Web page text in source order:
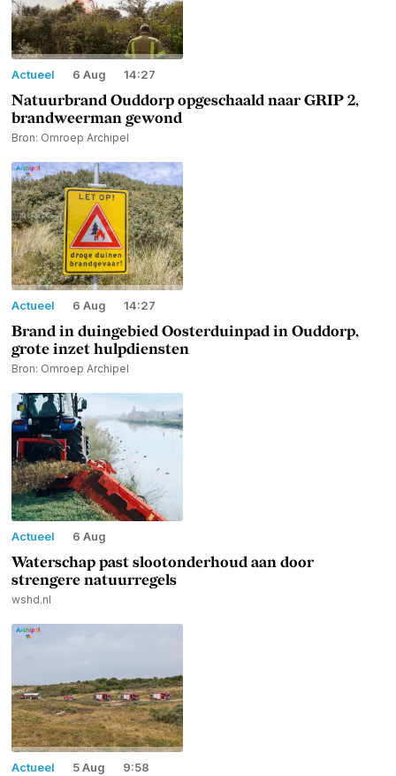
Actueel 6 Aug 14:27
Natuurbrand Ouddorp opgeschaald naar GRIP 2,
brandweerman gewond
Bron: Omroep Archipel
Actueel 6 Aug 14:27
Brand in duingebied Oosterduinpad in Ouddorp,
grote inzet hulpdiensten
Bron: Omroep Archipel
Actueel 6 Aug
Waterschap past slootonderhoud aan door
strengere natuurregels
wshd.nl
Actueel 5 Aug 9:58